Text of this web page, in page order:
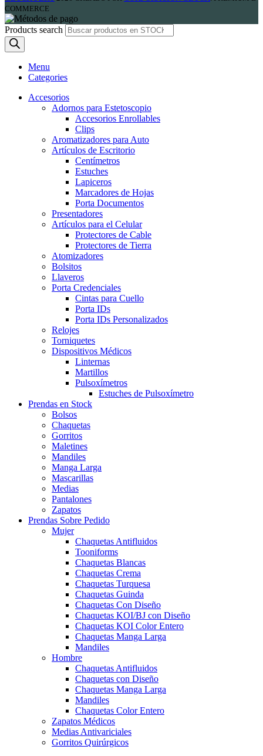
COMMERCE
Products search
Menu
Categories
Accesorios
Adornos para Estetoscopio
Accesorios Enrollables
Clips
Aromatizadores para Auto
Artículos de Escritorio
Centímetros
Estuches
Lapiceros
Marcadores de Hojas
Porta Documentos
Presentadores
Artículos para el Celular
Protectores de Cable
Protectores de Tierra
Atomizadores
Bolsitos
Llaveros
Porta Credenciales
Cintas para Cuello
Porta IDs
Porta IDs Personalizados
Relojes
Torniquetes
Dispositivos Médicos
Linternas
Martillos
Pulsoxímetros
Estuches de Pulsoxímetro
Prendas en Stock
Bolsos
Chaquetas
Gorritos
Maletines
Mandiles
Manga Larga
Mascarillas
Medias
Pantalones
Zapatos
Prendas Sobre Pedido
Mujer
Chaquetas Antifluidos
Tooniforms
Chaquetas Blancas
Chaquetas Crema
Chaquetas Turquesa
Chaquetas Guinda
Chaquetas Con Diseño
Chaquetas KOI/BJ con Diseño
Chaquetas KOI Color Entero
Chaquetas Manga Larga
Mandiles
Hombre
Chaquetas Antifluidos
Chaquetas con Diseño
Chaquetas Manga Larga
Mandiles
Chaquetas Color Entero
Zapatos Médicos
Medias Antivariciales
Gorritos Quirúrgicos